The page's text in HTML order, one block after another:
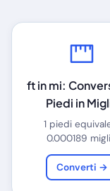
ft in mi:
Piedi in
1 piedi
0.000189
Converti →